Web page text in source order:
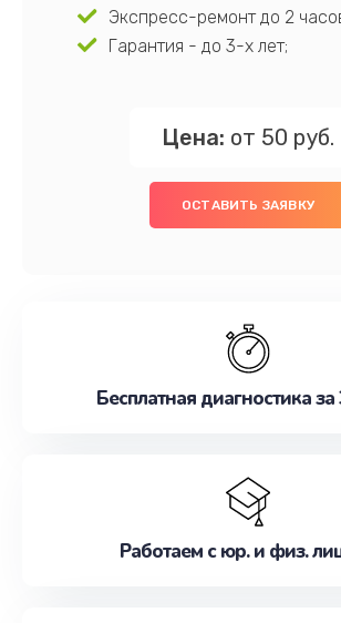
Экспресс-ремонт до 2
Гарантия - до 3-х лет;
Цена: от 50 руб.
ОСТАВИТЬ ЗАЯВКУ
Бесплатная диагностика
Работаем с юр. и физ.